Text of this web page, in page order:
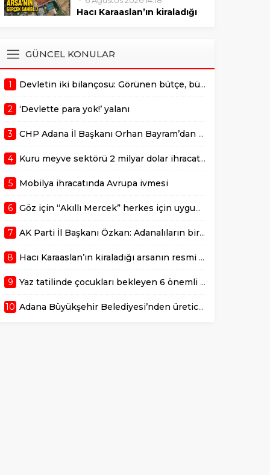
sonrasında verilmelidir."
Mustafa Özkan, Çukurova’da
dair usulsüzlük şüphelerini
gündeme taşıdı. Özkan,
sürecin takipçisi olduklarını
Hacı Karaaslan’ın kiraladığı
ADANA –
geçtiğimiz günlerde
Adana Büyükşehir
bölgesindeki yaklaşık 7,5
kiralanmasına ilişkin yeni
söz konusu...
GÜNCEL KONULAR
1 Devletin iki bilançosu: Görünen bütçe, bütçe dışı riskler ve hazineyi bekleyen yük
2 ‘Devlette para yok!’ yalanı
3 CHP Adana İl Başkanı Orhan Bayram’dan AK Parti İl Başkanı Mustafa Özkan’a cevap!
4 Kuru meyve sektörü 2 milyar dolar ihracat hedefi için Ankara’dan destek istedi
5 Mobilya ihracatında Avrupa ivmesi
6 Göz için “Akıllı Mercek” herkes için uygun mu?
7 AK Parti İl Başkanı Özkan: Adanalıların bir metrekare malını kimseye yedirmeyiz!
8 Hacı Karaaslan’ın kiraladığı arsanın resmi kiracısı bakın kim çıktı!
9 Yaz tatilinde çocukları bekleyen 6 önemli sağlık riski!
10 Adana Büyükşehir Belediyesi’nden üreticiye 168 adet süt sağım makinesi